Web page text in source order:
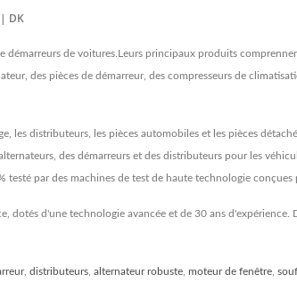
DK
de voitures.Leurs principaux produits
des pièces de démarreur, des compresseurs de
les distributeurs, les pièces automobiles et les pièces
des démarreurs et des distributeurs pour les
par des machines de test de haute technologie
dotés d'une technologie avancée et de 30 ans d'expérience.
, distributeurs alternateur robuste moteur de fenêtre